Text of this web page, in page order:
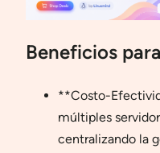
Beneficios
**Costo-
múltiples
centralizando la